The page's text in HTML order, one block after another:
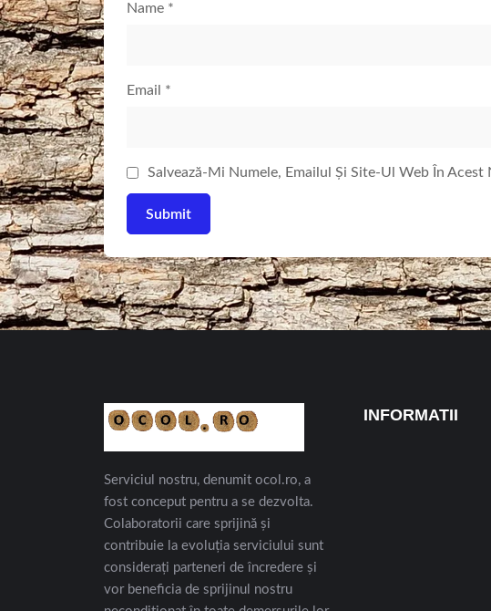
Name *
Email *
Salvează-Mi Numele, Emailul Și Site-Ul Web În
Serviciul nostru, denumit ocol.ro, a
fost conceput pentru a se dezvolta.
Colaboratorii care sprijină și
contribuie la evoluția serviciului sunt
considerați parteneri de încredere și
vor beneficia de sprijinul nostru
INFORMATII